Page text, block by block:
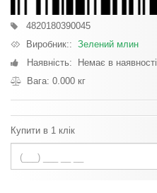
4820180390045
Виробник:: Зелений млин
Наявність: Немає в наявності
Вага: 0.000 кг
Купити в 1 клік